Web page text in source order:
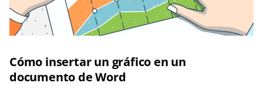
Cómo insertar un gráfico en un
documento de Word